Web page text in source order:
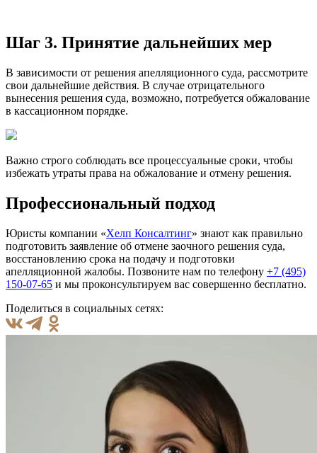
Шаг 3. Принятие дальнейших мер
В зависимости от решения апелляционного суда, рассмотрите
свои дальнейшие действия. В случае отрицательного
вынесения решения суда, возможно, потребуется обжалование
в кассационном порядке.
Важно строго соблюдать все процессуальные сроки, чтобы
избежать утраты права на обжалование и отмену решения.
Профессиональный подход
Юристы компании «Хелп Консалтинг» знают как правильно
подготовить заявление об отмене заочного решения суда,
восстановлению срока на подачу и подготовки
апелляционной жалобы. Позвоните нам по телефону +7 (495)
150-07-65 и мы проконсультируем вас совершенно бесплатно.
Поделиться в социальных сетях: